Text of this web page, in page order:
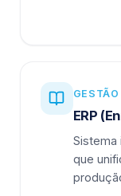
GESTÃO
ERP
Sistema
que